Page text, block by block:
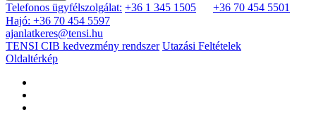
Telefonos ügyfélszolgálat: +36 1 345 1505
+36 70 454 5501
Hajó: +36 70 454 5597
ajanlatkeres@tensi.hu
TENSI CIB kedvezmény rendszer Utazási Feltételek
Oldaltérkép